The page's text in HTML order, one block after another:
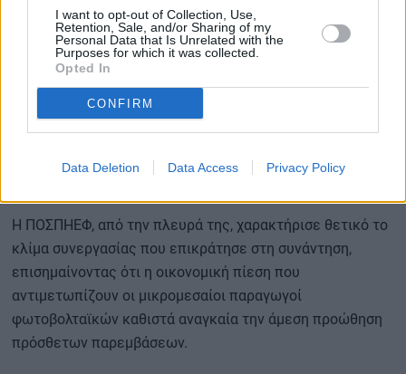
I want to opt-out of Collection, Use,
Retention, Sale, and/or Sharing of my
Personal Data that Is Unrelated with the
Purposes for which it was collected.
Opted In
CONFIRM
Data Deletion Data Access Privacy Policy
η συνέχιση των διαβουλεύσεων μεταξύ ΥΠΕΝ και
ΠΟΣΠΗΕΦ για τον ακριβή καθορισμό των δικαιούχων
των νέων μέτρων,
η κοινή επικοινωνία του ΥΠΕΝ, της ΠΟΣΠΗΕΦ και της
SolarPower Europe
καιDG COMP
να ενισχυθεί η τεκμηρίωση του ελληνικού αιτήματος
για την παράταση των συμβάσεων λειτουργικής
η επιτάχυνση των διαδικασιών, ώστε τα νέα μέτρα να
Η ΠΟΣΠΗΕΦ, από την πλευρά της, χαρακτήρισε θετικό το
κλίμα συνεργασίας που επικράτησε στη συνάντηση,
επισημαίνοντας ότι η οικονομική πίεση που
αντιμετωπίζουν οι μικρομεσαίοι παραγωγοί
φωτοβολταϊκών καθιστά αναγκαία την άμεση προώθηση
πρόσθετων παρεμβάσεων.